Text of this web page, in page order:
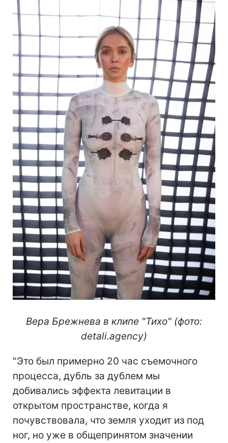
Вера Брежнева в клипе "Тихо" (фото:
detali.agency)
"Это был примерно 20 час съемочного
процесса, дубль за дублем мы
добивались эффекта левитации в
открытом пространстве, когда я
почувствовала, что земля уходит из под
ног, но уже в общепринятом значении